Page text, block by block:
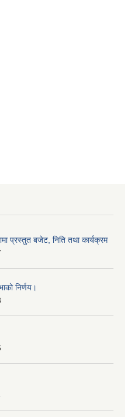
बजेट, निति तथा कार्यक्रम
निर्णय।